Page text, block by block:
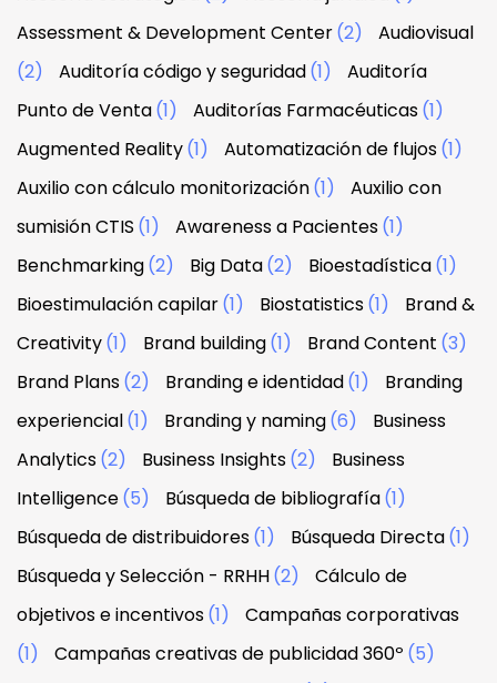
Assessment & Development Center(2)
Audiovisual
(2)
Auditoría código y seguridad(1)
Auditoría
Punto de Venta(1) Auditorías Farmacéuticas(1)
Augmented Reality(1) Automatización de flujos(1)
Auxilio con cálculo monitorización(1)
Auxilio con
sumisión CTIS (1) Awareness a Pacientes(1)
Benchmarking(2) Big Data(2) Bioestadística(1)
Bioestimulación capilar(1) Biostatistics(1)
Brand &
Creativity(1) Brand building(1) Brand Content (3)
Brand Plans(2) Branding e identidad(1)
Branding
experiencial(1) Branding y naming(6)
Business
Analytics(2) Business Insights(2)
Business
Intelligence(5) Búsqueda de bibliografía(1)
Búsqueda de distribuidores(1) Búsqueda Directa(1)
Búsqueda y Selección - RRHH(2)
Cálculo de
objetivos e incentivos(1)
Campañas corporativas
(1)
Campañas creativas de publicidad 360º (5)